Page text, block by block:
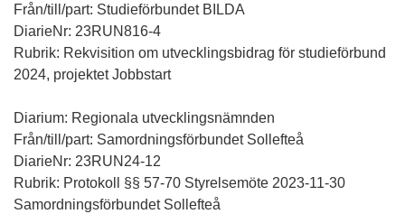
Från/till/part: Studieförbundet BILDA
DiarieNr: 23RUN816-4
Rubrik: Rekvisition om utvecklingsbidrag för studieförbund
2024, projektet Jobbstart
Diarium: Regionala utvecklingsnämnden
Från/till/part: Samordningsförbundet Sollefteå
DiarieNr: 23RUN24-12
Rubrik: Protokoll §§ 57-70 Styrelsemöte 2023-11-30
Samordningsförbundet Sollefteå